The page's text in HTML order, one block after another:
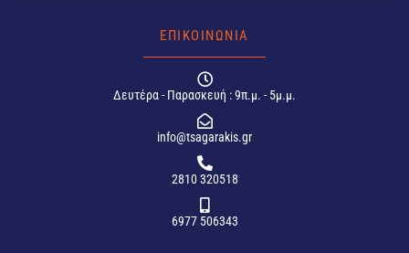
ΕΠΙΚΟΙΝΩΝΙΑ
Δευτέρα - Παρασκευή : 9π.μ. - 5μ.μ.
info@tsagarakis.gr
2810 320518
6977 506343